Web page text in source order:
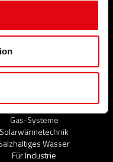
Trinkwasser
Druckluftsysteme
Abfluss-Systeme
Gas-Systeme
Solarwärmetechnik
Wasser
Für Industrie